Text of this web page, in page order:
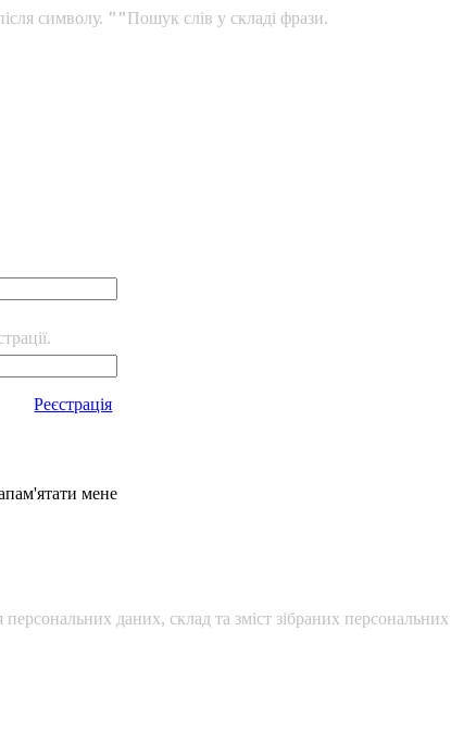
символу. ""Пошук слів у складі фрази.
Реєстрація
мене
даних, склад та зміст зібраних персональних